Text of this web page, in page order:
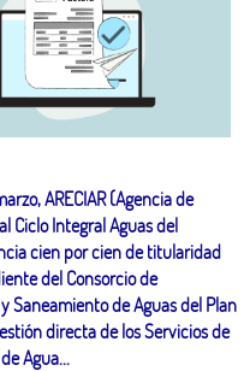
ARECIAR (Agencia de
Ciclo Integral Aguas del
cien por cien de titularidad
del Consorcio de
Saneamiento de Aguas del Plan
directa de los Servicios de
Agua...